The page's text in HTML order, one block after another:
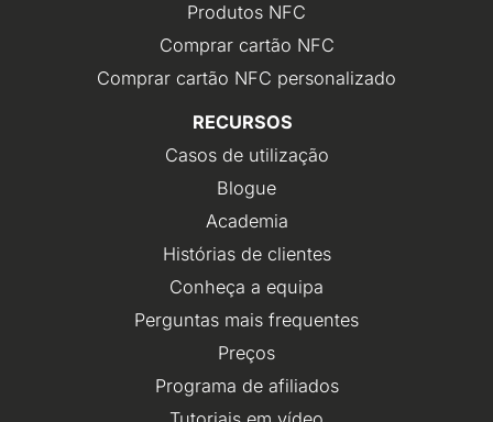
Produtos NFC
Comprar cartão NFC
Comprar cartão NFC personalizado
RECURSOS
Casos de utilização
Blogue
Academia
Histórias de clientes
Conheça a equipa
Perguntas mais frequentes
Preços
Programa de afiliados